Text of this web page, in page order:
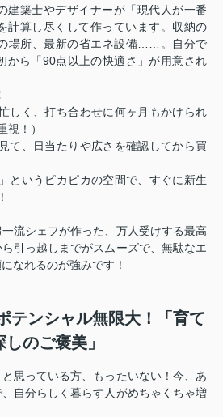
建築士やデザイナーが「現代人が一番
計算し尽くして作っています。収納の
場所、最新の省エネ設備……。自分で
から「90点以上の快適さ」が用意され
しく、打ち合わせに何ヶ月もかけられ
視！）
て、日当たりや広さを確認してから買
というピカピカの空間で、すぐに新生
流シェフが作った、万人受けする最高
引っ越しまでがスムーズで、無駄なエ
なれるのが強みです！
テンシャル無限大！「育て
のご褒美」
と思っている方、もったいない！今、あ
自分らしく暮らす人がめちゃくちゃ増